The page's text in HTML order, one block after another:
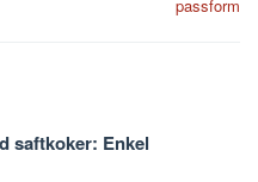
passform
saftkoker: Enkel